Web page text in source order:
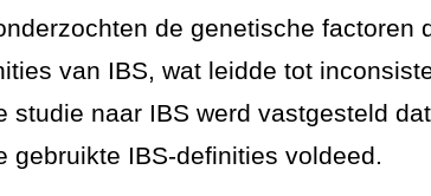
de genetische factoren
van IBS, wat leidde tot
naar IBS werd vastgesteld
gebruikte IBS-definities voldeed.